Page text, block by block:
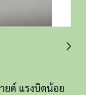
ยด์ แรงบิดน้อย